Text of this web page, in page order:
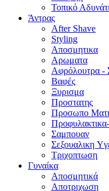
Τοπικό
Άντρας
After Shave
Styling
Αποσμητικα
Αρωματα
Αφρόλουτρα -
Βαφές
Ξυρισμα
Προστατης
Προσωπο
Σαμπουαν
Σεξουαλικη
Τριχοπτωση
Γυναίκα
Αποσμητικά
Αποτριχωση